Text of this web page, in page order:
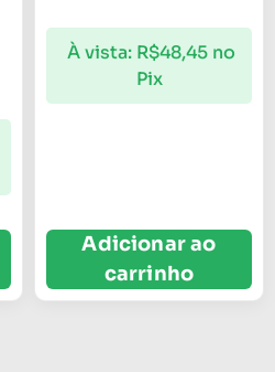
À vista: R$48,45 no
Pix
Adicionar ao
carrinho